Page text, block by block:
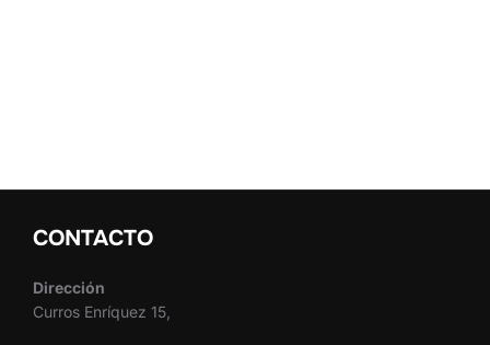
CONTACTO
Dirección
Curros Enríquez 15,